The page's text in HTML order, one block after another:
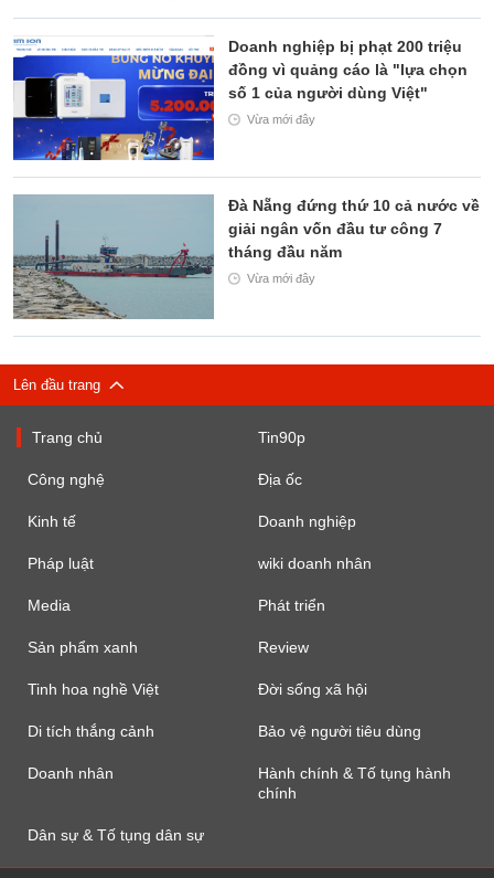
Doanh nghiệp bị phạt 200 triệu
đồng vì quảng cáo là "lựa chọn
số 1 của người dùng Việt"
Vừa mới đây
Đà Nẵng đứng thứ 10 cả nước về
giải ngân vốn đầu tư công 7
tháng đầu năm
Vừa mới đây
Lên đầu trang
Trang chủ Tin90p
Công nghệ Địa ốc
Kinh tế Doanh nghiệp
Pháp luật wiki doanh nhân
Media Phát triển
Sản phẩm xanh Review
Tinh hoa nghề Việt Đời sống xã hội
Di tích thắng cảnh Bảo vệ người tiêu dùng
Doanh nhân
Hành chính & Tố tụng hành
chính
Dân sự & Tố tụng dân sự